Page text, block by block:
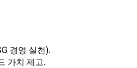
경영 실천).
가치 제고.